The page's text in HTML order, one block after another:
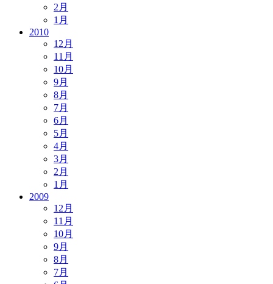
2月
1月
2010
12月
11月
10月
9月
8月
7月
6月
5月
4月
3月
2月
1月
2009
12月
11月
10月
9月
8月
7月